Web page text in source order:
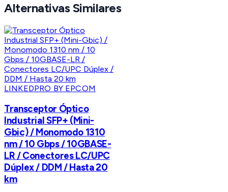
Alternativas Similares
LINKEDPRO BY EPCOM
Transceptor Óptico
Industrial SFP+ (Mini-
Gbic) / Monomodo 1310
nm / 10 Gbps / 10GBASE-
LR / Conectores LC/UPC
Dúplex / DDM / Hasta 20
km